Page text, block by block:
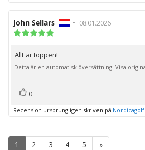
Recensionsförfattare:
John Sellars • Recensionsdatum:
08.01.2026
5
stjärnor
Recensionstext:
Allt är toppen!
Detta är en automatisk översättning. Visa
Rösta
0
Recension ursprungligen skriven på Nordicagolf
1 2 3 4 5 »